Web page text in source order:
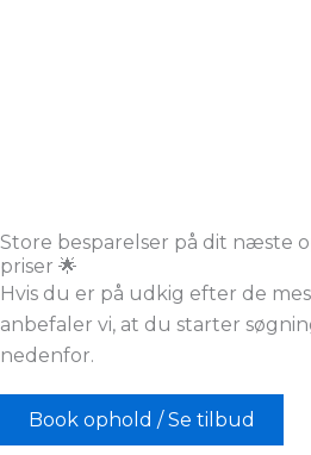
Store besparelser på dit næste
priser 🌟
Hvis du er på udkig efter de
anbefaler vi, at du starter
nedenfor.
Book ophold / Se tilbud